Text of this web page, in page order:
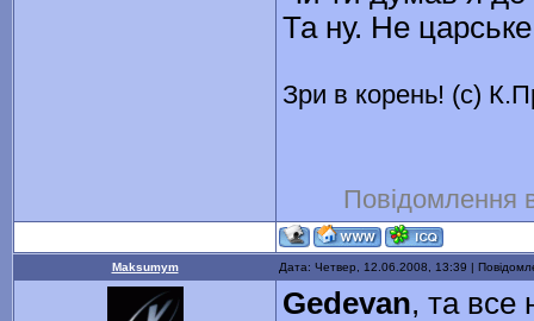
Та ну. Не
Зри в корень! (с)
Повідомлення
Maksumym Дата: Четвер, 12.06.2008, 13:39 |
Gedevan, та все